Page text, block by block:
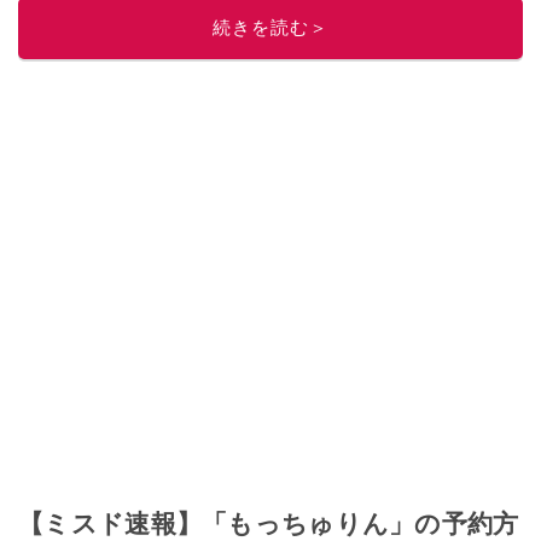
このイチオシストの他の記事を読む
続きを読む＞
【ミスド速報】「もっちゅりん」の予約方